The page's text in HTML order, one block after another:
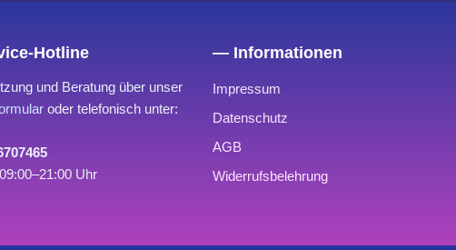
Hotline
und Beratung über unser
oder telefonisch unter:
Uhr
— Informationen
Impressum
Datenschutz
AGB
Widerrufsbelehrung